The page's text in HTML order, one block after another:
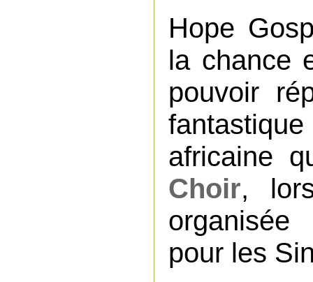
Hope
la chance
pouvoir
africaine
Choir,
pour les